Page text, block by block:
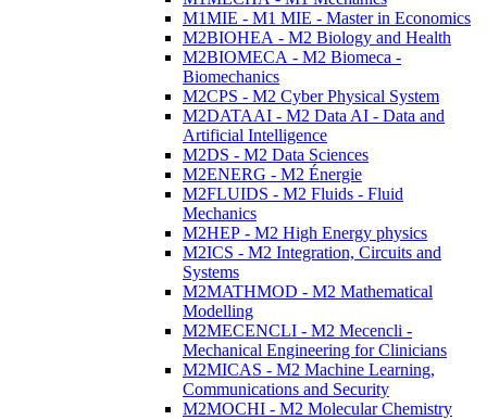
M1MIE - M1 MIE - Master in Economics
M2BIOHEA - M2 Biology and Health
M2BIOMECA - M2 Biomeca -
Biomechanics
M2CPS - M2 Cyber Physical System
M2DATAAI - M2 Data AI - Data and
Artificial Intelligence
M2DS - M2 Data Sciences
M2ENERG - M2 Énergie
M2FLUIDS - M2 Fluids - Fluid
Mechanics
M2HEP - M2 High Energy physics
M2ICS - M2 Integration, Circuits and
Systems
M2MATHMOD - M2 Mathematical
Modelling
M2MECENCLI - M2 Mecencli -
Mechanical Engineering for Clinicians
M2MICAS - M2 Machine Learning,
Communications and Security
M2MOCHI - M2 Molecular Chemistry